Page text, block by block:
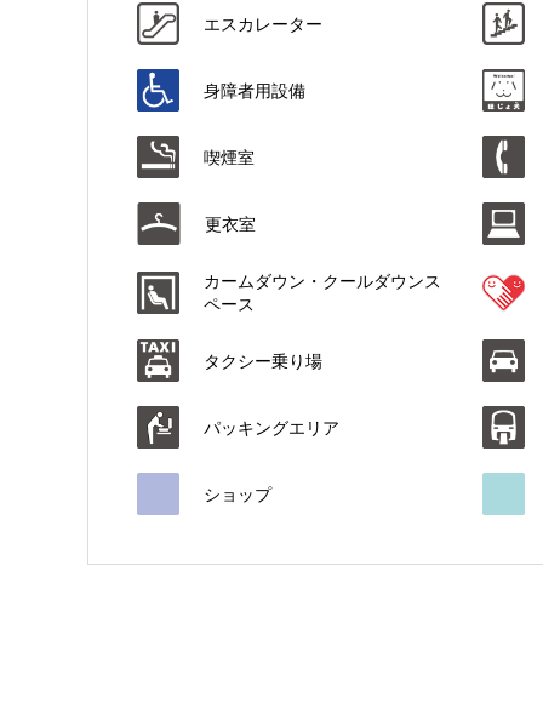
エスカレーター
身障者用設備
喫煙室
更衣室
カームダウン・クールダウンス
ペース
タクシー乗り場
パッキングエリア
ショップ